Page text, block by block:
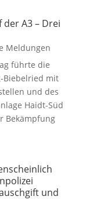
A3 – Drei
Meldungen
führte die
Biebelried mit
und des
Haidt-Süd
Bekämpfung
und